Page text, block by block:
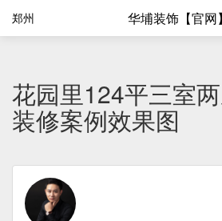
华埔装饰【官网】
郑州
花园里124平三室
装修案例效果图